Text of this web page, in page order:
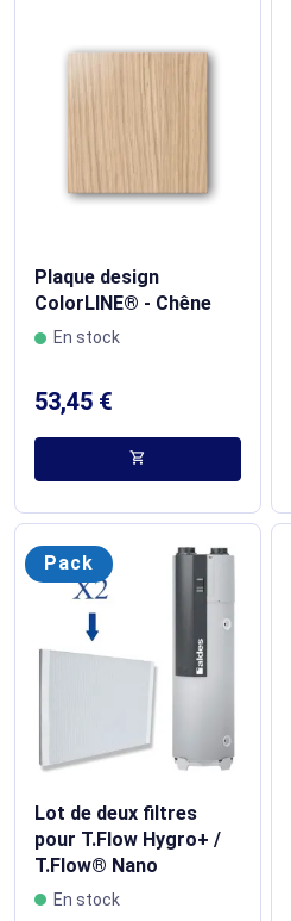
Plaque design
ColorLINE® - Chêne
En stock
53,45 €
shopping_cart
Pack
Lot de deux filtres
pour T.Flow Hygro+ /
T.Flow® Nano
En stock